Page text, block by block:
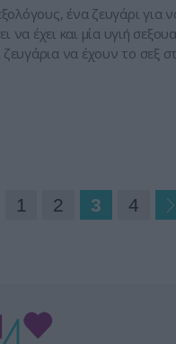
ένα ζευγάρι για
να έχει και μία υγιή
ζευγάρια να έχουν το σεξ
ότι τα μεγαλύτερα. Αυτό
1 2 3 4